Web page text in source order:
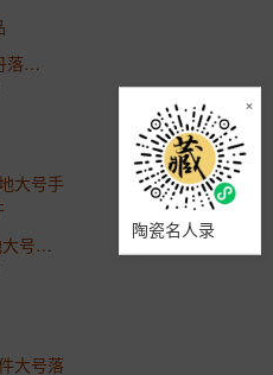
×
陶瓷名人录
景德镇陶瓷工艺品 手绘牡丹落地大花瓶 家居客厅大摆件 名师手作花瓶
景德镇陶瓷器中式客厅落地大号手绘花瓶花鸟玄关摆件